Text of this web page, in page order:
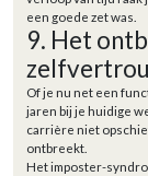
een goede zet was.
9. Het
Of je nu net een
jaren bij je huidige
carrière niet
ontbreekt.
Het imposter-